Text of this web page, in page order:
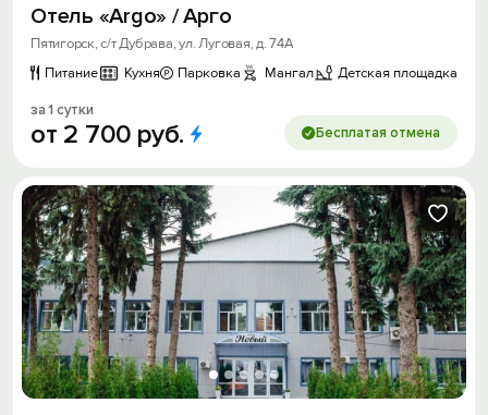
Отель «Argo» / Арго
Пятигорск, с/т Дубрава, ул. Луговая, д. 74А
Питание
Кухня Парковка Мангал Детская площадка
за 1 сутки
от 2 700 руб. Бесплатая отмена